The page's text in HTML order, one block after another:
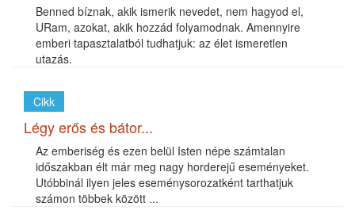
Benned bíznak, akik ismerik nevedet, nem hagyod el,
URam, azokat, akik hozzád folyamodnak. Amennyire
emberi tapasztalatból tudhatjuk: az élet ismeretlen
utazás.
Cikk
Légy erős és bátor...
Az emberiség és ezen belül Isten népe számtalan
időszakban élt már meg nagy horderejű eseményeket.
Utóbbinál ilyen jeles eseménysorozatként tarthatjuk
számon többek között ...